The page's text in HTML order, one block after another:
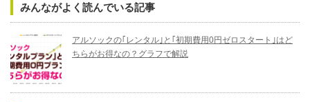
みんながよく読んでいる記事
アルソックの｢レンタル｣と｢初期費用0円ゼロスタート｣はど
ちらがお得なの？グラフで解説